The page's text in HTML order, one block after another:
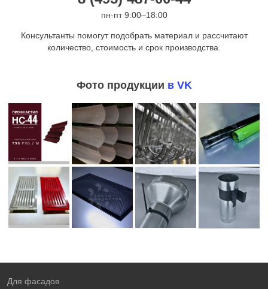
пн-пт 9:00–18:00
Консультанты помогут подобрать материал и рассчитают
количество, стоимость и срок производства.
Фото продукции в VK
Для фасадов